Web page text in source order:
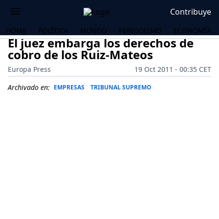
Contribuye
HOME POLÍTICA MUNDO PERIODISMO ECONOMÍA
El juez embarga los derechos de
cobro de los Ruiz-Mateos
Europa Press
19 Oct 2011 - 00:35 CET
Archivado en: EMPRESAS TRIBUNAL SUPREMO